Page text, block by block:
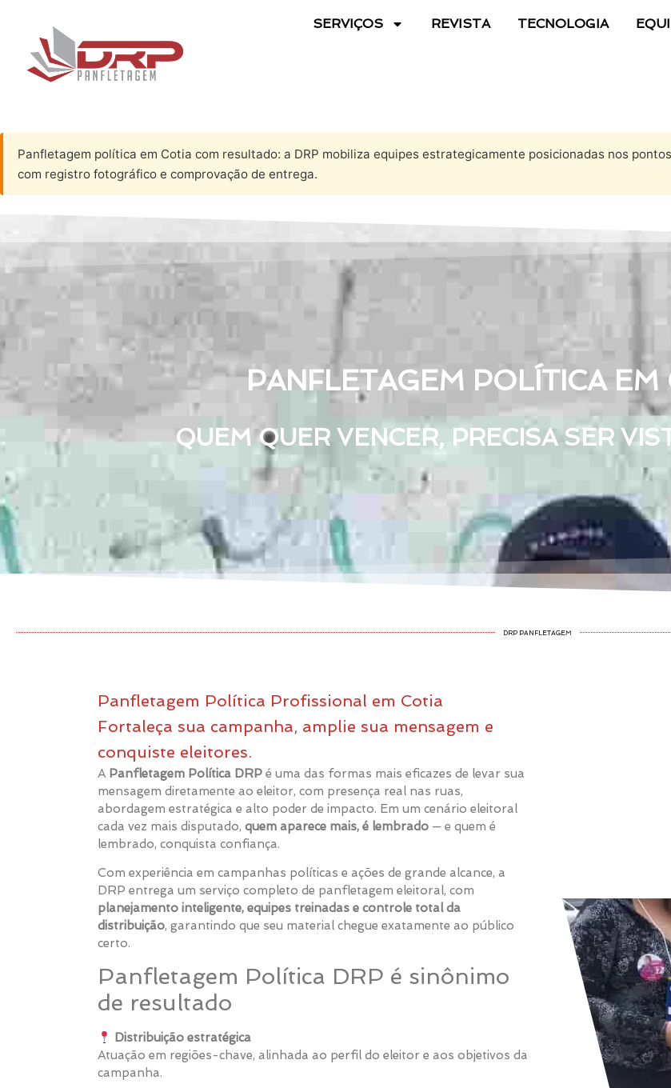
SERVIÇOS REVISTA TECNOLOGIA
Panfletagem política em Cotia com resultado: a DRP mobiliza equipes estrategicamente posicionadas nos
com registro fotográfico e comprovação de entrega.
PANFLETAGEM POLÍTICA
QUEM QUER VENCER, PRECISA SER
DRP PANFLETAGEM
Panfletagem Política Profissional em Cotia
Fortaleça sua campanha, amplie sua mensagem e
conquiste eleitores.
A Panfletagem Política DRP é uma das formas mais eficazes de levar sua
mensagem diretamente ao eleitor, com presença real nas ruas,
abordagem estratégica e alto poder de impacto. Em um cenário eleitoral
cada vez mais disputado, quem aparece mais, é lembrado — e quem é
lembrado, conquista confiança.
Com experiência em campanhas políticas e ações de grande alcance, a
DRP entrega um serviço completo de panfletagem eleitoral, com
planejamento inteligente, equipes treinadas e controle total da
distribuição, garantindo que seu material chegue exatamente ao público
certo.
Panfletagem Política DRP é sinônimo
de resultado
Distribuição estratégica
Atuação em regiões-chave, alinhada ao perfil do eleitor e aos objetivos da
campanha.